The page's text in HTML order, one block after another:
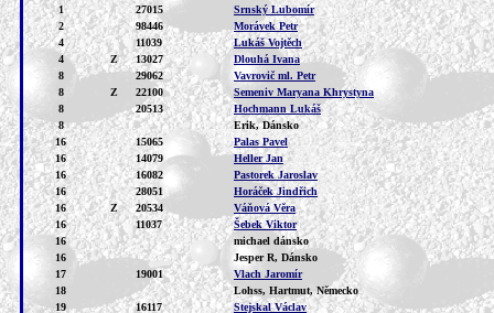
1
27015
Srnský Lubomír
2
98446
Morávek Petr
4
11039
Lukáš Vojtěch
4
Z 13027
Dlouhá Ivana
8
29062
Vavrovič ml. Petr
8
Z 22100
Semeniv Maryana Khrystyna
8
20513
Hochmann Lukáš
8
Erik, Dánsko
16
15065
Palas Pavel
16
14079
Heller Jan
16
16082
Pastorek Jaroslav
16
28051
Horáček Jindřich
16
Z 20534
Váňová Věra
16
11037
Šebek Viktor
16
michael dánsko
16
Jesper R, Dánsko
17
19001
Vlach Jaromír
18
Lohss, Hartmut, Německo
19
16117
Stejskal Václav